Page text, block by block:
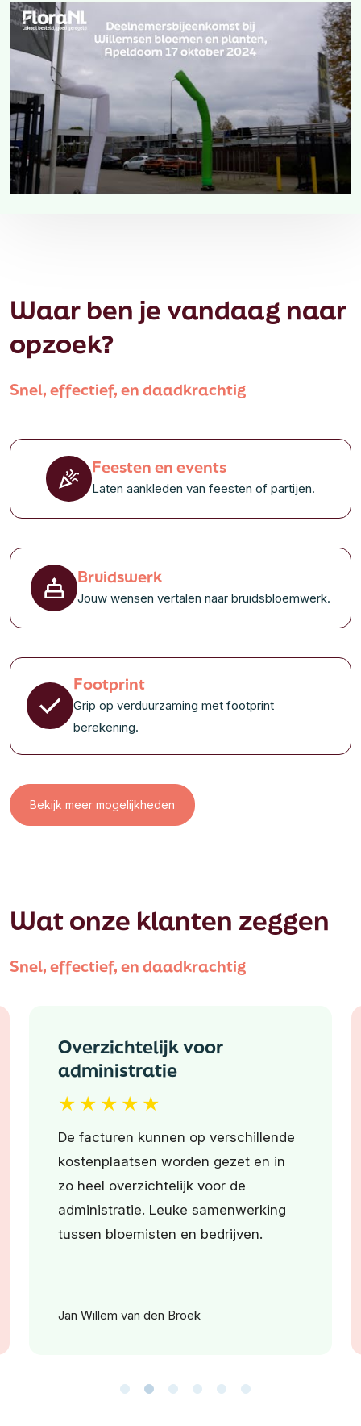
Waar ben je vandaag naar
opzoek?
Snel, effectief, en daadkrachtig
Feesten en events
Laten aankleden van feesten of partijen.
Bruidswerk
Jouw wensen vertalen naar bruidsbloemwerk.
Footprint
Grip op verduurzaming met footprint
berekening.
Bekijk meer mogelijkheden
Wat onze klanten zeggen
Snel, effectief, en daadkrachtig
Ontzorgen zowel
bloemisten als bedrijven
★★★★★
Hele fijne organisatie om mee samen
te werken! Ze ontzorgen jou als
bloemist en ze hebben een super
systeem voor bedrijven om
bestellingen te plaatsen. Korte lijntjes
Petri Rijsdijk – Fiori Bloemen